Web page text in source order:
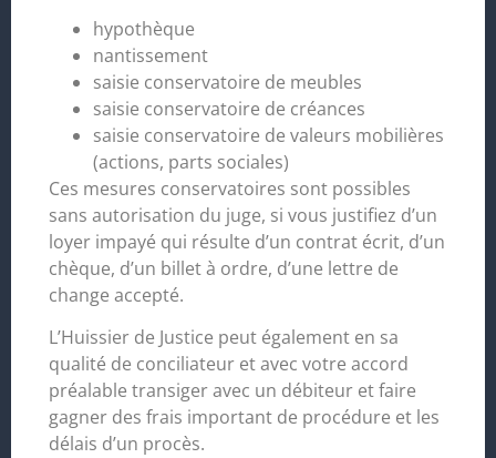
hypothèque
nantissement
saisie conservatoire de meubles
saisie conservatoire de créances
saisie conservatoire de valeurs mobilières
(actions, parts sociales)
Ces mesures conservatoires sont possibles
sans autorisation du juge, si vous justifiez d’un
loyer impayé qui résulte d’un contrat écrit, d’un
chèque, d’un billet à ordre, d’une lettre de
change accepté.
L’Huissier de Justice peut également en sa
qualité de conciliateur et avec votre accord
préalable transiger avec un débiteur et faire
gagner des frais important de procédure et les
délais d’un procès.